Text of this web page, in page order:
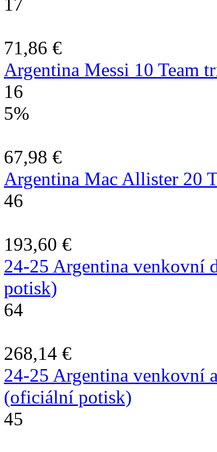
71,86 €
Argentina Messi 10 Team
16
5%
67,98 €
Argentina Mac Allister 20
46
193,60 €
24-25 Argentina venkovní
potisk)
64
268,14 €
24-25 Argentina venkovní
(oficiální potisk)
45